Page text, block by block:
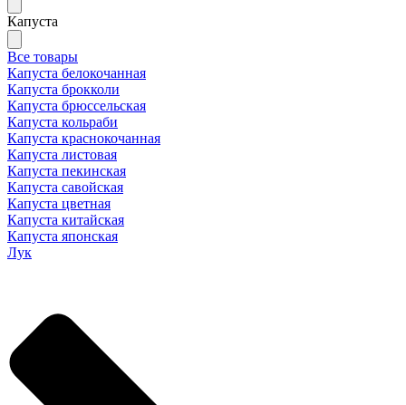
Капуста
Все товары
Капуста белокочанная
Капуста брокколи
Капуста брюссельская
Капуста кольраби
Капуста краснокочанная
Капуста листовая
Капуста пекинская
Капуста савойская
Капуста цветная
Капуста китайская
Капуста японская
Лук